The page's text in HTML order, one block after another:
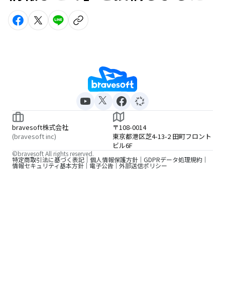
bravesoft株式会社
(bravesoft inc)
〒108-0014
東京都港区芝4-13-2 田町フロント
ビル6F
特定商取引法に基づく表記 個人情報保護方針 GDPRデータ処理規約
情報セキュリティ基本方針 電子公告 外部送信ポリシー
©bravesoft All rights reserved.